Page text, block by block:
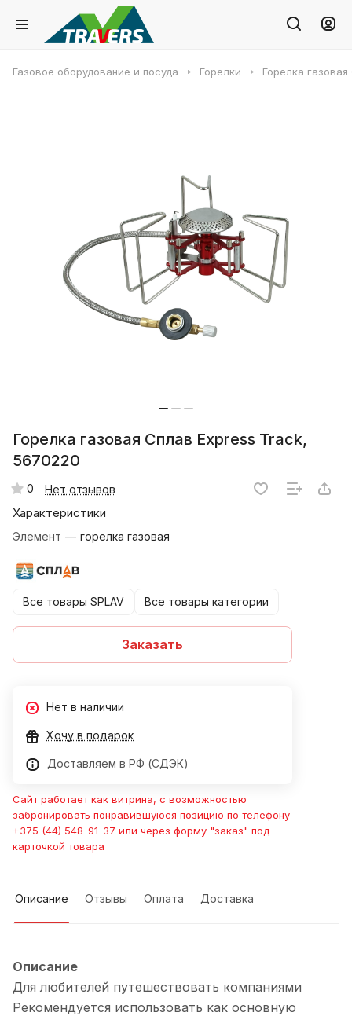
Газовое оборудование и посуда Горелки Горелка
Горелка газовая Сплав Express Track,
5670220
0 Нет отзывов
Характеристики
Элемент — горелка газовая
Все товары SPLAV Все товары категории
Заказать
Нет в наличии
Хочу в подарок
Доставляем в РФ (СДЭК)
Сайт работает как витрина, с возможностью
забронировать понравившуюся позицию по телефону
+375 (44) 548-91-37 или через форму "заказ" под
карточкой товара
Описание Отзывы Оплата Доставка
Описание
Для любителей путешествовать компаниями
Рекомендуется использовать как основную